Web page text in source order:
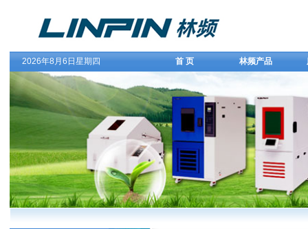
2026年8月6日星期四 首 页 林频产品